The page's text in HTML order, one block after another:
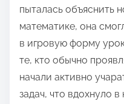
пыталась объяснить
математике, она
в игровую форму
те, кто обычно
начали активно
задач, что вдохнуло